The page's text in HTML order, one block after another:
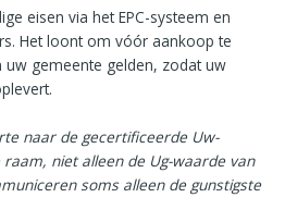
eisen via het EPC-systeem en
Het loont om vóór aankoop te
gemeente gelden, zodat uw
naar de gecertificeerde Uw-
niet alleen de Ug-waarde van
soms alleen de gunstigste